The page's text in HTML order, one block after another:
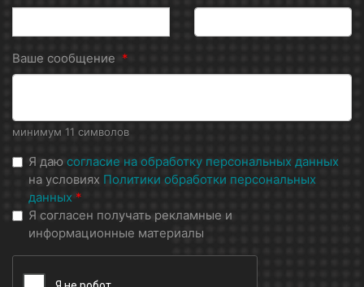
Ваше сообщение *
минимум 11 символов
Я даю согласие на обработку персональных данных
на условиях Политики обработки персональных
данных *
Я согласен получать рекламные и
информационные материалы